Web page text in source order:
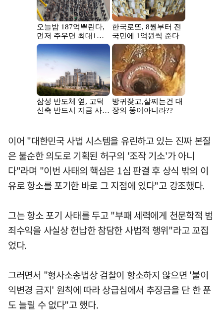
이어 "대한민국 사법 시스템을 유린하고 있는 진짜 본질
은 불순한 의도로 기획된 허구의 '조작 기소'가 아니
다"라며 "이번 사태의 핵심은 1심 판결 후 상식 밖의 이
유로 항소를 포기한 바로 그 지점에 있다"고 강조했다.
그는 항소 포기 사태를 두고 "부패 세력에게 천문학적 범
죄수익을 사실상 헌납한 참담한 사법적 행위"라고 꼬집
었다.
그러면서 "형사소송법상 검찰이 항소하지 않으면 '불이
익변경 금지' 원칙에 따라 상급심에서 추징금을 단 한 푼
도 늘릴 수 없다"고 했다.